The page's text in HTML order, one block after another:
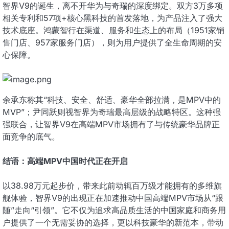
智界V9的诞生，离不开华为与奇瑞的深度绑定。双方3万多项
相关专利和57项+核心黑科技的首发落地，为产品注入了强大
技术底座。鸿蒙智行在渠道、服务和生态上的布局（1951家销
售门店、957家服务门店），则为用户提供了全生命周期的安
心保障。
余承东称其“科技、安全、舒适、豪华全部拉满，是MPV中的
MVP”；尹同跃则视智界为奇瑞最高层级的战略特区。这种强
强联合，让智界V9在高端MPV市场拥有了与传统豪华品牌正
面竞争的底气。
结语：高端MPV中国时代正在开启
以38.98万元起步价，带来此前动辄百万级才能拥有的多维旗
舰体验，智界V9的出现正在加速推动中国高端MPV市场从“跟
随”走向“引领”。它不仅为追求高品质生活的中国家庭和商务用
户提供了一个无需妥协的选择，更以科技豪华的新范本，带动